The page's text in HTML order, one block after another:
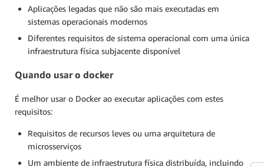
Aplicações legadas que não são mais executadas em
sistemas operacionais modernos
Diferentes requisitos de sistema operacional com uma única
infraestrutura física subjacente disponível
Quando usar o docker
É melhor usar o Docker ao executar aplicações com estes
requisitos:
Requisitos de recursos leves ou uma arquitetura de
microsserviços
Um ambiente de infraestrutura física distribuída, incluindo